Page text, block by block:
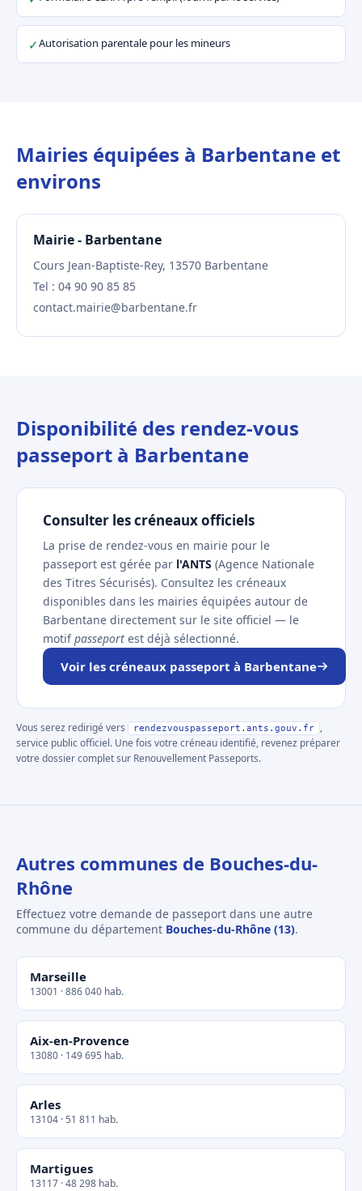
✓Autorisation parentale pour les mineurs
Mairies équipées à Barbentane et
environs
Mairie - Barbentane
Cours Jean-Baptiste-Rey, 13570 Barbentane
Tel : 04 90 90 85 85
contact.mairie@barbentane.fr
Disponibilité des rendez-vous
passeport à Barbentane
Consulter les créneaux officiels
La prise de rendez-vous en mairie pour le
passeport est gérée par l'ANTS (Agence Nationale
des Titres Sécurisés). Consultez les créneaux
disponibles dans les mairies équipées autour de
Barbentane directement sur le site officiel — le
motifpasseport est déjà sélectionné.
Voir les créneaux passeport à Barbentane
Vous serez redirigé vers rendezvouspasseport.ants.gouv.fr
,
service public officiel. Une fois votre créneau identifié, revenez préparer
votre dossier complet sur Renouvellement Passeports.
Autres communes de Bouches-du-
Rhône
Effectuez votre demande de passeport dans une autre
commune du département Bouches-du-Rhône (13).
Marseille
13001 · 886 040 hab.
Aix-en-Provence
13080 · 149 695 hab.
Arles
13104 · 51 811 hab.
Martigues
13117 · 48 298 hab.